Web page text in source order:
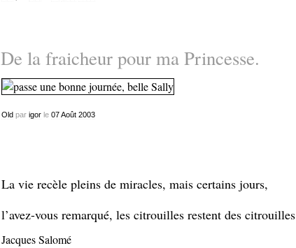
De la fraicheur pour ma Princesse.
Old par igorle 07 Août 2003
La vie recèle pleins de miracles, mais certains jours,
l’avez-vous remarqué, les citrouilles restent des citrouilles
Jacques Salomé